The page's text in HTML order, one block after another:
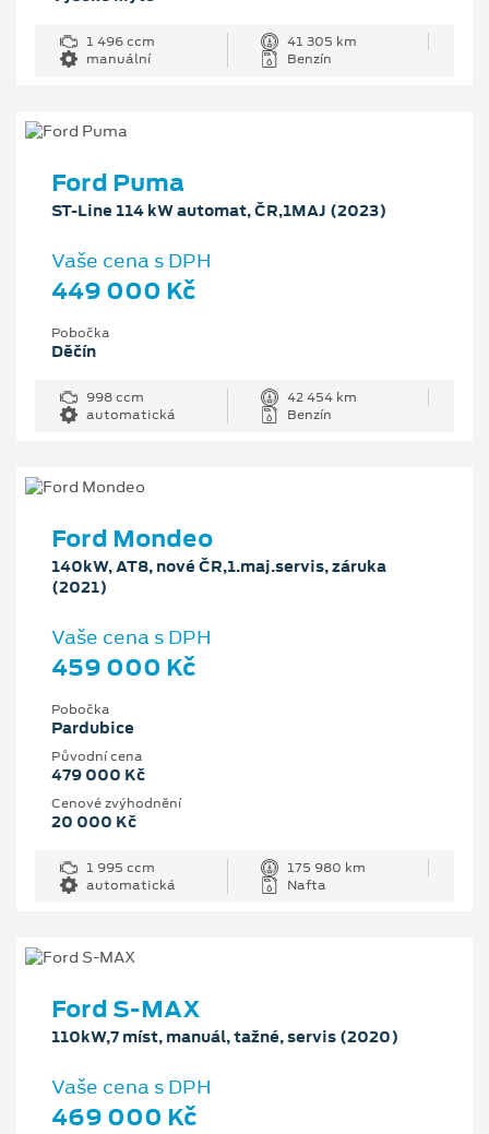
1 496 ccm
41 305 km
manuální
Benzín
Ford Puma
ST-Line 114 kW automat, ČR,1MAJ (2023)
Vaše cena s DPH
449 000 Kč
Pobočka
Děčín
998 ccm
42 454 km
automatická
Benzín
Ford Mondeo
140kW, AT8, nové ČR,1.maj.servis, záruka
(2021)
Vaše cena s DPH
459 000 Kč
Pobočka
Pardubice
Původní cena
479 000 Kč
Cenové zvýhodnění
20 000 Kč
1 995 ccm
175 980 km
automatická
Nafta
Ford S-MAX
110kW,7 míst, manuál, tažné, servis (2020)
Vaše cena s DPH
469 000 Kč